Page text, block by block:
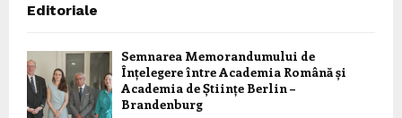
Editoriale
Semnarea Memorandumului de
Înțelegere între Academia Română și
Academia de Științe Berlin –
Brandenburg